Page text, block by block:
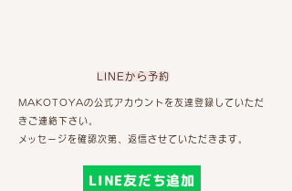
LINEから予約
​MAKOTOYAの公式アカウントを友達登録していただ
きご連絡下さい。
​メッセージを確認次第、返信させていただきます。
LINE友だち追加